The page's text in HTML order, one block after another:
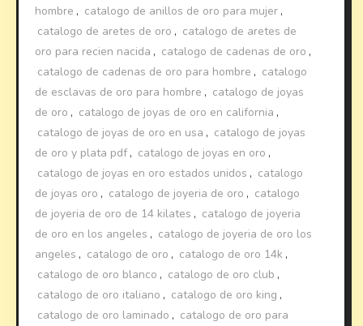
hombre , catalogo de anillos de oro para mujer ,
catalogo de aretes de oro , catalogo de aretes de
oro para recien nacida , catalogo de cadenas de oro ,
catalogo de cadenas de oro para hombre , catalogo
de esclavas de oro para hombre , catalogo de joyas
de oro , catalogo de joyas de oro en california ,
catalogo de joyas de oro en usa , catalogo de joyas
de oro y plata pdf , catalogo de joyas en oro ,
catalogo de joyas en oro estados unidos , catalogo
de joyas oro , catalogo de joyeria de oro , catalogo
de joyeria de oro de 14 kilates , catalogo de joyeria
de oro en los angeles , catalogo de joyeria de oro los
angeles , catalogo de oro , catalogo de oro 14k ,
catalogo de oro blanco , catalogo de oro club ,
catalogo de oro italiano , catalogo de oro king ,
catalogo de oro laminado , catalogo de oro para